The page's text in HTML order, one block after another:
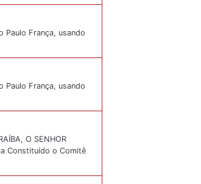
Paulo França, usando
Paulo França, usando
O SENHOR
Constituído o Comitê